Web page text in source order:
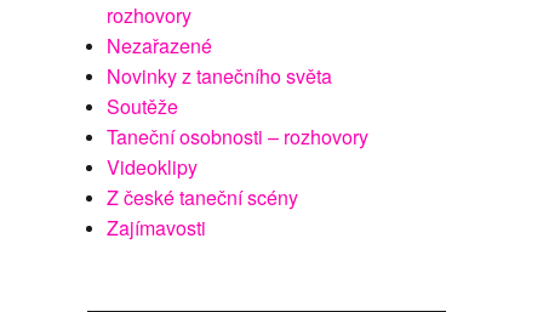
rozhovory
Nezařazené
Novinky z tanečního světa
Soutěže
Taneční osobnosti – rozhovory
Videoklipy
Z české taneční scény
Zajímavosti